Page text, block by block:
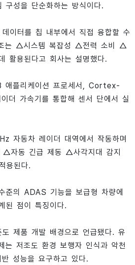
구성을 단순화하는 방식이다.
이터를 칩 내부에서 직접 융합할 수
는 △시스템 복잡성 △전력 소비 △
활용된다고 회사는 설명했다.
플리케이션 프로세서, Cortex-
더 가속기를 통합해 센서 단에서 실
자동차 레이더 대역에서 작동하며
자동 긴급 제동 △사각지대 감지
용된다.
준의 ADAS 기능을 보급형 차량에
된 점이 특징이다.
제품 개발 배경으로 언급됐다. 유
저조도 환경 보행자 인식과 악천
성능을 요구하고 있다.